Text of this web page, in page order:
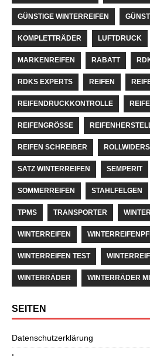
GÜNSTIGE WINTERREIFEN
KOMPLETTRÄDER LUFTDRUCK
MARKENREIFEN RABATT
RDKS EXPERTS REIFEN
REIFENDRUCKKONTROLLE
REIFENGRÖSSE
REIFEN SCHREIBER
SATZ WINTERREIFEN SEMPERIT
SOMMERREIFEN STAHLFELGEN
TPMS TRANSPORTER
WINTERREIFEN
WINTERREIFEN TEST
WINTERRÄDER WINTERRÄDER
SEITEN
Datenschutzerklärung